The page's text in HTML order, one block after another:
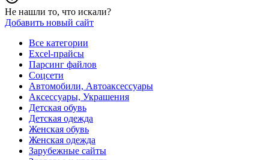
Не нашли то, что искали?
Добавить новый сайт
Все категории
Excel-прайсы
Парсинг файлов
Соцсети
Автомобили, Автоаксессуары
Аксессуары, Украшения
Детская обувь
Детская одежда
Женская обувь
Женская одежда
Зарубежные сайты